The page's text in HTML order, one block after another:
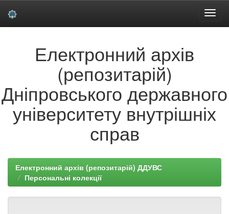
Електронний архів
(репозитарій)
Дніпровського державного
університету внутрішніх
справ
Електронний архів (репозитарій) ДДУВС
Персональні колекції